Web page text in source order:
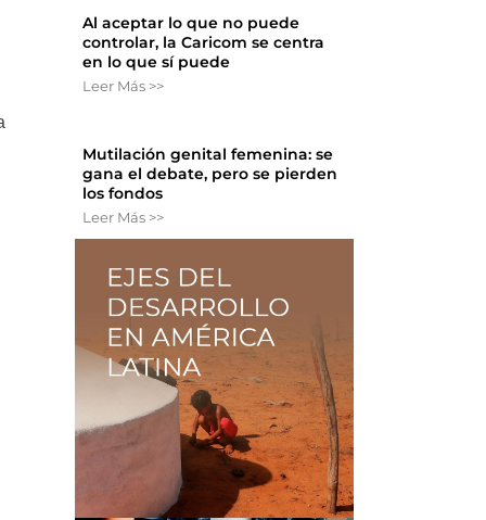
Al aceptar lo que no puede
controlar, la Caricom se centra
en lo que sí puede
Leer Más >>
Mutilación genital femenina: se
gana el debate, pero se pierden
los fondos
Leer Más >>